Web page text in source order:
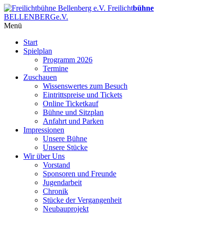
Freilichtbühne
BELLENBERGe.V.
Menü
Start
Spielplan
Programm 2026
Termine
Zuschauen
Wissenswertes zum Besuch
Eintrittspreise und Tickets
Online Ticketkauf
Bühne und Sitzplan
Anfahrt und Parken
Impressionen
Unsere Bühne
Unsere Stücke
Wir über Uns
Vorstand
Sponsoren und Freunde
Jugendarbeit
Chronik
Stücke der Vergangenheit
Neubauprojekt